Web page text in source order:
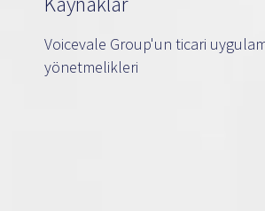
Voicevale Group'un ticari
yönetmelikleri